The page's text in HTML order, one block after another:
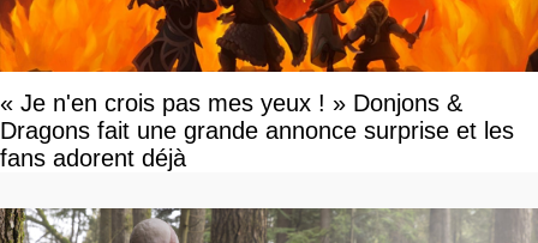
« Je n'en crois pas mes yeux ! » Donjons &
Dragons fait une grande annonce surprise et les
fans adorent déjà